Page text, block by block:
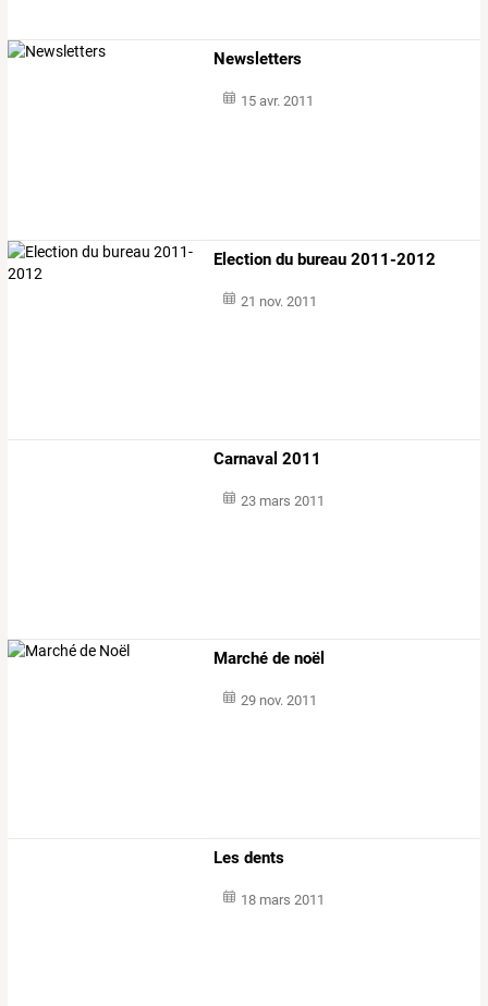
Newsletters
15 avr. 2011
Election du bureau 2011-2012
21 nov. 2011
Carnaval 2011
23 mars 2011
Marché de noël
29 nov. 2011
Les dents
18 mars 2011